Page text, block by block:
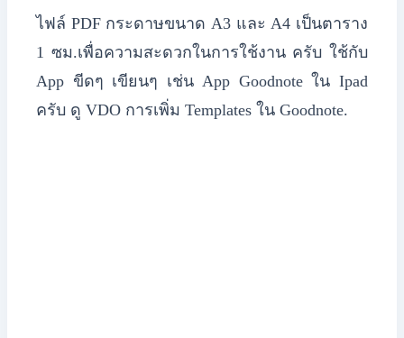
ไฟล์ PDF กระดาษขนาด A3 และ A4 เป็นตาราง
1 ซม.เพื่อความสะดวกในการใช้งาน ครับ ใช้กับ
App ขีดๆ เขียนๆ เช่น App Goodnote ใน Ipad
ครับ ดู VDO การเพิ่ม Templates ใน Goodnote.